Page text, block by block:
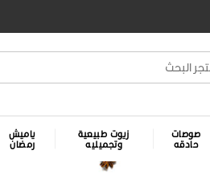
صوصات
حادقه
زيوت طبيعية
وتجميليه
ياميش
رمضان